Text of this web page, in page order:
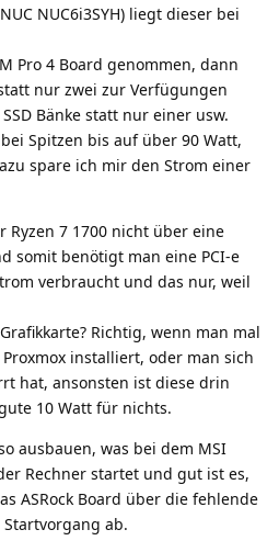
NUC6i3SYH) liegt dieser bei
Pro 4 Board genommen, dann
nur zwei zur Verfügungen
Bänke statt nur einer usw.
Spitzen bis auf über 90 Watt,
spare ich mir den Strom einer
Ryzen 7 1700 nicht über eine
somit benötigt man eine PCI-e
verbraucht und das nur, weil
Richtig, wenn man mal
installiert, oder man sich
hat, ansonsten ist diese drin
10 Watt für nichts.
ausbauen, was bei dem MSI
Rechner startet und gut ist es,
ASRock Board über die fehlende
ab.